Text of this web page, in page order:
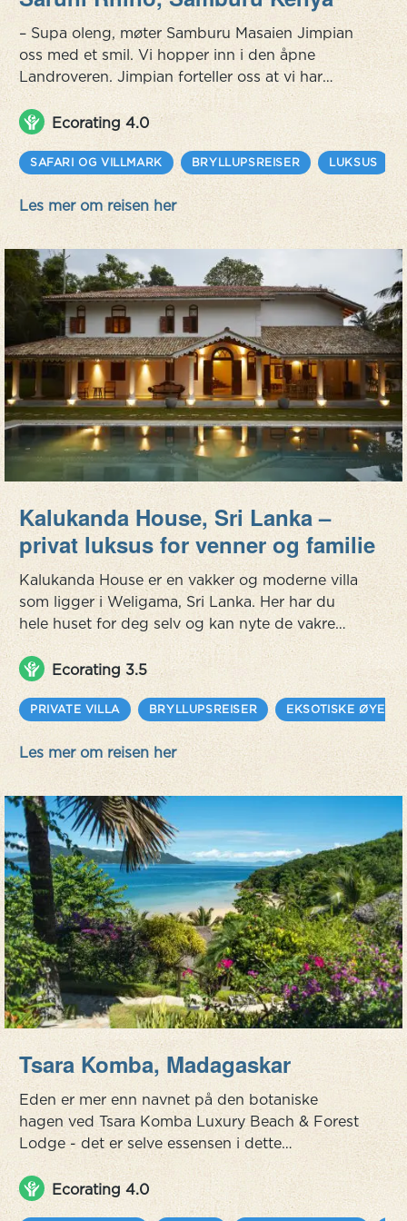
– Supa oleng, møter Samburu Masaien Jimpian
oss med et smil. Vi hopper inn i den åpne
Landroveren. Jimpian forteller oss at vi har
omtrent to timers kjøretur til Rhino Camp, gir
oss hver sin avkjølt vannflaske og spør om vi er
klare for bushen. Det er vi! Vi er på vei nordover
inn i dette gigantiske naturvernområdet og mot
Sera Conservancy – kjent for sitt neshornreservat
som drives av Sambu...
Ecorating 4.0
SAFARI OG VILLMARK BRYLLUPSREISER LUKSUS
Les mer om reisen her
Kalukanda House, Sri Lanka –
privat luksus for venner og familie
Kalukanda House er en vakker og moderne villa
som ligger i Weligama, Sri Lanka. Her har du
hele huset for deg selv og kan nyte de vakre
omgivelsene og ta dagene som de kommer.
Villaen har en fantastisk beliggenhet, bare 100
meter fra den lokale Turtle Beach der en koselig
strandbar tiltrekker seg noen få surfere og
paddleboardere fra nærliggende villaer og
boutiquehoteller. Det finnes ikke noe ...
Ecorating 3.5
PRIVATE VILLA BRYLLUPSREISER EKSOTISKE ØYER
Les mer om reisen her
Tsara Komba, Madagaskar
Eden er mer enn navnet på den botaniske
hagen ved Tsara Komba Luxury Beach & Forest
Lodge - det er selve essensen i dette
avsidesliggende øyparadiset utenfor den
nordvestlige spissen av Madagaskar. Den nest
største øya i den uberørte skjærgården Nosy Be
Ecorating 4.0